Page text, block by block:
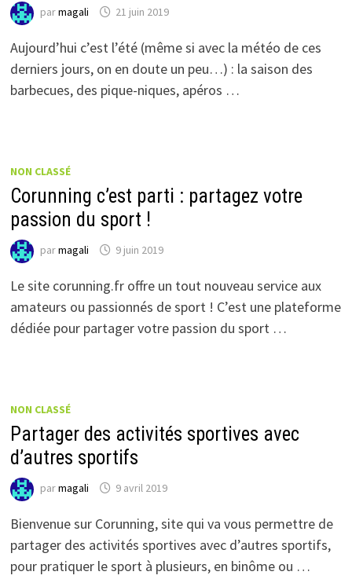
parmagali 21 juin 2019
Aujourd’hui c’est l’été (même si avec la météo de ces
derniers jours, on en doute un peu…) : la saison des
barbecues, des pique-niques, apéros …
NON CLASSÉ
Corunning c’est parti : partagez votre
passion du sport !
parmagali 9 juin 2019
Le site corunning.fr offre un tout nouveau service aux
amateurs ou passionnés de sport ! C’est une plateforme
dédiée pour partager votre passion du sport …
NON CLASSÉ
Partager des activités sportives avec
d’autres sportifs
parmagali 9 avril 2019
Bienvenue sur Corunning, site qui va vous permettre de
partager des activités sportives avec d’autres sportifs,
pour pratiquer le sport à plusieurs, en binôme ou …